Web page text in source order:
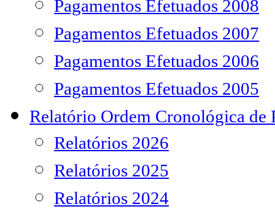
Pagamentos Efetuados 2008
Pagamentos Efetuados 2007
Pagamentos Efetuados 2006
Pagamentos Efetuados 2005
Relatório Ordem Cronológica de
Relatórios 2026
Relatórios 2025
Relatórios 2024